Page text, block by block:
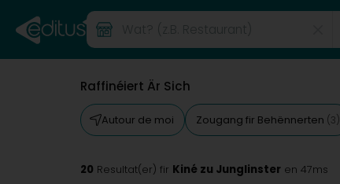
Raffinéiert Är Sich
Autour de moi Zougang fir Behënnerten (3)
20 Resultat(er) fir Kiné zu Junglinster en 47ms